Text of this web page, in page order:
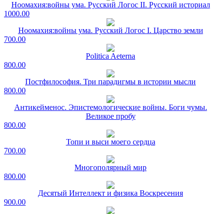
Ноомахия:войны ума. Русский Логос II. Русский историал
1000.00
Ноомахия:войны ума. Русский Логос I. Царство земли
700.00
Politica Aeterna
800.00
Постфилософия. Три парадигмы в истории мысли
800.00
Антикейменос. Эпистемологические войны. Боги чумы.
Великое пробу
800.00
Топи и выси моего сердца
700.00
Многополярный мир
800.00
Десятый Интеллект и физика Воскресения
900.00